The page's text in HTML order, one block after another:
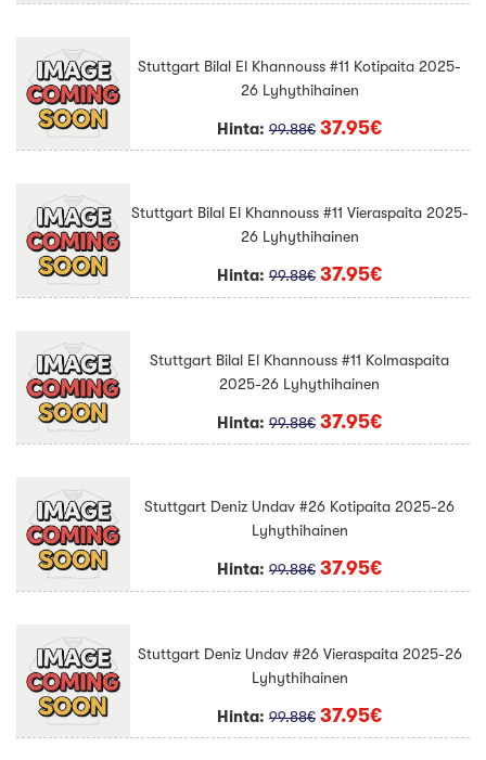
Stuttgart Bilal El Khannouss #11 Kotipaita 2025-
26 Lyhythihainen
Hinta:99.88€ 37.95€
Stuttgart Bilal El Khannouss #11 Vieraspaita 2025-
26 Lyhythihainen
Hinta:99.88€ 37.95€
Stuttgart Bilal El Khannouss #11 Kolmaspaita
2025-26 Lyhythihainen
Hinta:99.88€ 37.95€
Stuttgart Deniz Undav #26 Kotipaita 2025-26
Lyhythihainen
Hinta:99.88€ 37.95€
Stuttgart Deniz Undav #26 Vieraspaita 2025-26
Lyhythihainen
Hinta:99.88€ 37.95€